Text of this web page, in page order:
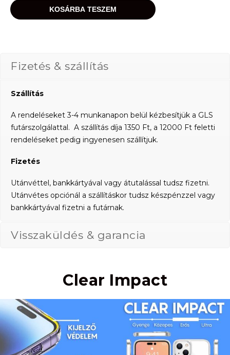
KOSÁRBA TESZEM
Fizetés & szállítás
Szállítás
A rendeléseket 3-4 munkanapon belül kézbesítjük a GLS
futárszolgálattal. A szállítás díja 1350 Ft, a 12000 Ft feletti
rendeléseket pedig ingyenesen szállítjuk.
Fizetés
Utánvéttel, bankkártyával vagy átutalással tudsz fizetni.
Utánvétes opciónál a szállításkor tudsz készpénzzel vagy
bankkártyával fizetni a futárnak.
Visszaküldés & garancia
Clear Impact